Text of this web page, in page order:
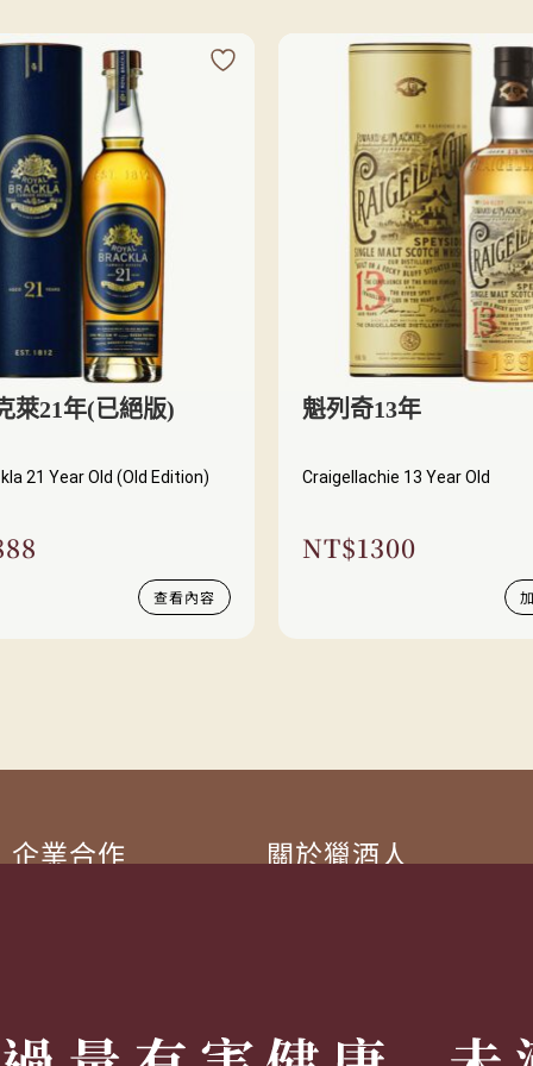
萊21年(已絕版)
21 Year Old (Old Edition)
查看內容
魁列奇13年
Craigellachie 13 Year Old
NT$1300
企業合作 關於獵酒人
聯絡我們